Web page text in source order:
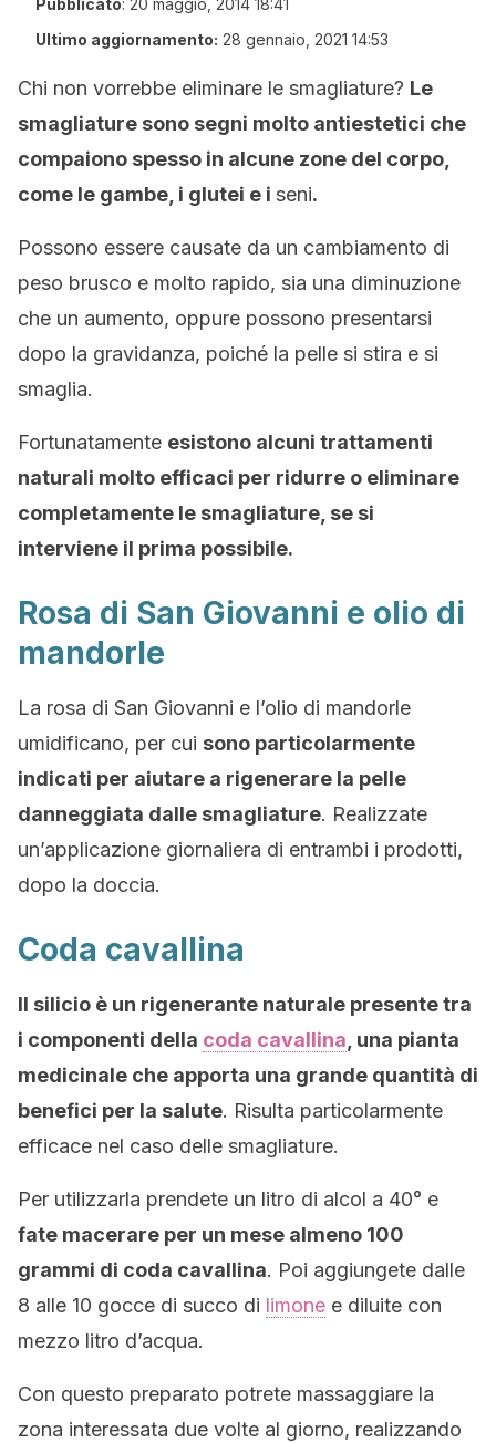
Pubblicato: 20 maggio, 2014 18:41
Ultimo aggiornamento: 28 gennaio, 2021 14:53
Chi non vorrebbe eliminare le smagliature? Le
smagliature sono segni molto antiestetici che
compaiono spesso in alcune zone del corpo,
come le gambe, i glutei e i seni.
Possono essere causate da un cambiamento di
peso brusco e molto rapido, sia una diminuzione
che un aumento, oppure possono presentarsi
dopo la gravidanza, poiché la pelle si stira e si
smaglia.
Fortunatamente esistono alcuni trattamenti
naturali molto efficaci per ridurre o eliminare
completamente le smagliature, se si
interviene il prima possibile.
Rosa di San Giovanni e olio di
mandorle
La rosa di San Giovanni e l’olio di mandorle
umidificano, per cui sono particolarmente
indicati per aiutare a rigenerare la pelle
danneggiata dalle smagliature. Realizzate
un’applicazione giornaliera di entrambi i prodotti,
dopo la doccia.
Coda cavallina
Il silicio è un rigenerante naturale presente tra
i componenti della coda cavallina , una pianta
medicinale che apporta una grande quantità di
benefici per la salute. Risulta particolarmente
efficace nel caso delle smagliature.
Per utilizzarla prendete un litro di alcol a 40° e
fate macerare per un mese almeno 100
grammi di coda cavallina. Poi aggiungete dalle
8 alle 10 gocce di succo di limone e diluite con
mezzo litro d’acqua.
Con questo preparato potrete massaggiare la
zona interessata due volte al giorno, realizzando